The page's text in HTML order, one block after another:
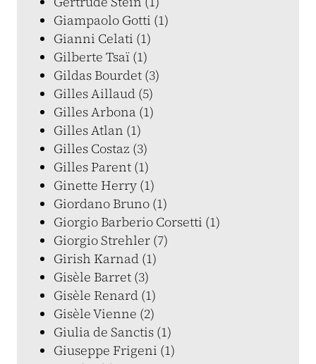
Giampaolo Gotti (1)
Gianni Celati (1)
Gilberte Tsaï (1)
Gildas Bourdet (3)
Gilles Aillaud (5)
Gilles Arbona (1)
Gilles Atlan (1)
Gilles Costaz (3)
Gilles Parent (1)
Ginette Herry (1)
Giordano Bruno (1)
Giorgio Barberio Corsetti (1)
Giorgio Strehler (7)
Girish Karnad (1)
Gisèle Barret (3)
Gisèle Renard (1)
Gisèle Vienne (2)
Giulia de Sanctis (1)
Giuseppe Frigeni (1)